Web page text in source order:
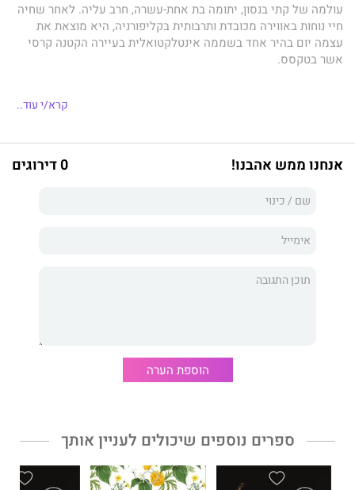
עולמה של קתי בנסון, יתומה בת אחת-עשרה, חרב עליה. לאחר שחיה
חיי נוחות באווירה מכובדת ותרבותית בקליפורניה, היא מוצאת את
עצמה יום בהיר אחד בשממה אינטלקטואלית בעיירה הקטנה קרסי
אשר בטקסס.
כאן, במקום שבו הפוטבול הוא מרכז החיים והדבר החשוב ביותר,
איתם ידידות אשר נהפכת לבסוף למשולש אהבה שעתיד להכריע את
הספר רחב היריעה והמרתק מלווה את שלושת החברים בשנות
אירועים טרגיים עוקרים אותם ממקומם ומפרידים ביניהם. העלילה
ממשיכה ועוקבת אחרי הקריירות שלהם ותהפוכות חייהם עד שהם
ליילה מיצ'ם,מחברת רב-המכר "שושנים",
שראה אף הוא אור בהוצאת מטר, עורכת לקוראים היכרות עם גיבורים
קרא/י עוד..
אנחנו ממש אהבנו! 0 דירוגים
הוספת הערה
ספרים נוספים שיכולים לעניין אותך